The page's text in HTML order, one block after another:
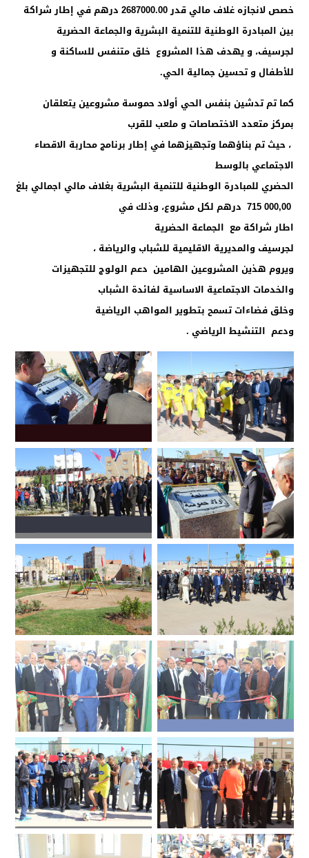
خصص لانجازه غلاف مالي قدر 2687000.00 درهم في إطار شراكة
بين المبادرة الوطنية للتنمية البشرية والجماعة الحضرية
لجرسيف، و يهدف هذا المشروع خلق متنفس للساكنة و
للأطفال و تحسين جمالية الحي.
كما تم تدشين بنفس الحي أولاد حموسة مشروعين يتعلقان
بمركز متعدد الاختصاصات و ملعب للقرب
، حيث تم بناؤهما وتجهيزهما في إطار برنامج محاربة الاقصاء
الاجتماعي بالوسط
الحضري للمبادرة الوطنية للتنمية البشرية بغلاف مالي اجمالي بلغ
715 000,00 درهم لكل مشروع، وذلك في
اطار شراكة مع الجماعة الحضرية
لجرسيف والمديرية الاقليمية للشباب والرياضة ،
ويروم هذين المشروعين الهامين دعم الولوج للتجهيزات
والخدمات الاجتماعية الاساسية لفائدة الشباب
وخلق فضاءات تسمح بتطوير المواهب الرياضية
ودعم التنشيط الرياضي .